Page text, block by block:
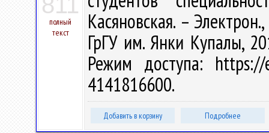
полный
текст
Касяновская. –
ГрГУ им. Янки Купалы,
Режим доступа:
4141816600.
Добавить в корзину Подробнее